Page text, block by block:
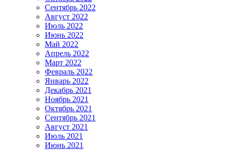
Сентябрь 2022
Август 2022
Июль 2022
Июнь 2022
Май 2022
Апрель 2022
Март 2022
Февраль 2022
Январь 2022
Декабрь 2021
Ноябрь 2021
Октябрь 2021
Сентябрь 2021
Август 2021
Июль 2021
Июнь 2021